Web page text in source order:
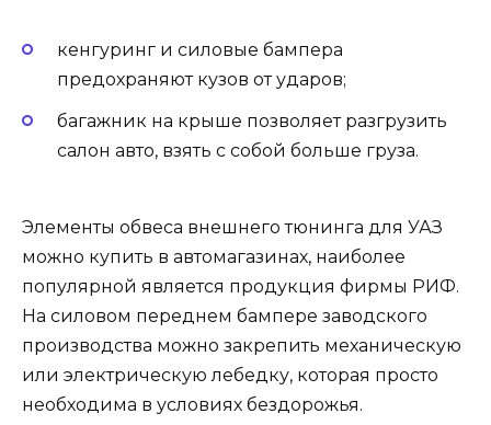
кенгуринг и силовые бампера
предохраняют кузов от ударов;
багажник на крыше позволяет разгрузить
салон авто, взять с собой больше груза.
Элементы обвеса внешнего тюнинга для УАЗ
можно купить в автомагазинах, наиболее
популярной является продукция фирмы РИФ.
На силовом переднем бампере заводского
производства можно закрепить механическую
или электрическую лебедку, которая просто
необходима в условиях бездорожья.